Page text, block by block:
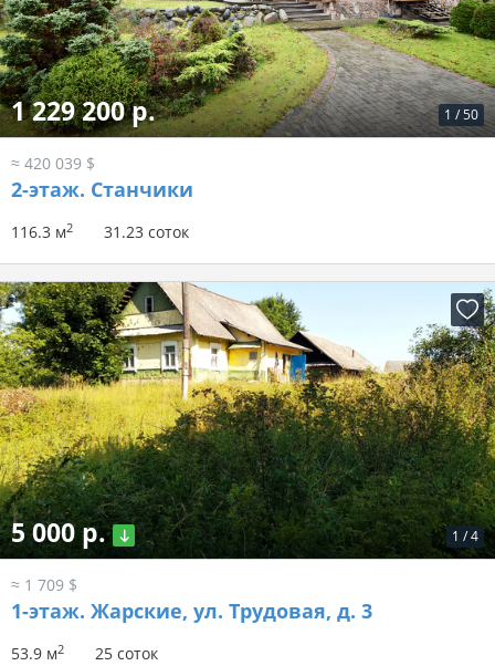
1 /50
1 229 200 р.
≈ 420 039 $
2-этаж. Станчики
116.3 м2 31.23 соток
1 /4
5 000 р.
≈ 1 709 $
1-этаж. Жарские, ул. Трудовая, д. 3
53.9 м2 25 соток